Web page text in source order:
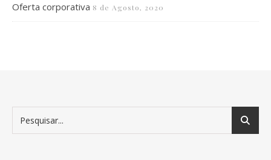
Oferta corporativa 8 de Agosto, 2020